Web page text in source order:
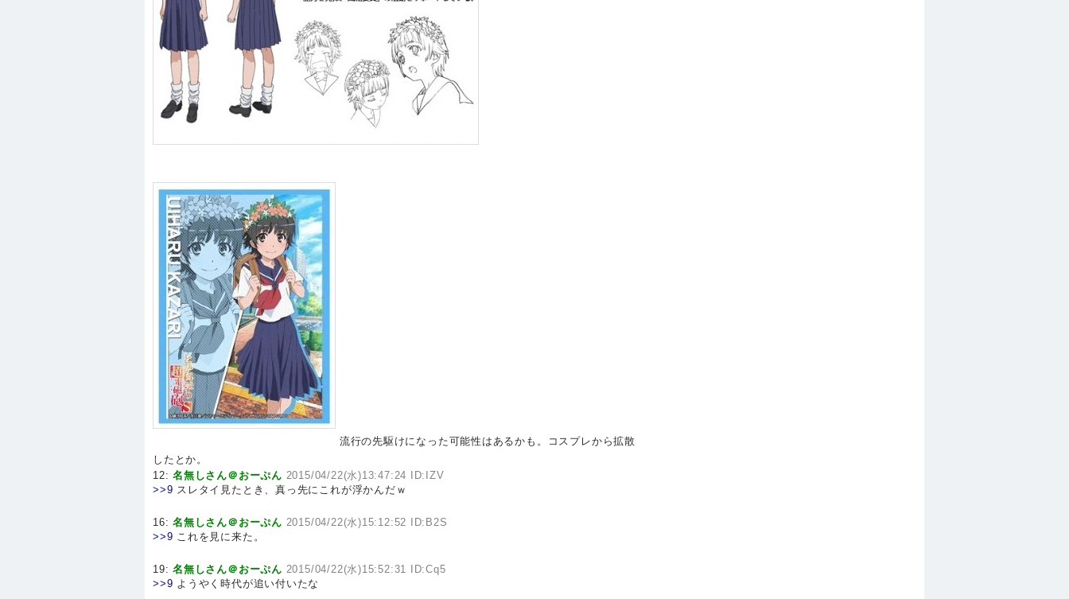
流行の先駆けになった可能性はあるかも。コスプレから拡散
したとか。
12:名無しさん＠おーぷん 2015/04/22(水)13:47:24 ID:IZV
>>9 スレタイ見たとき、真っ先にこれが浮かんだｗ
16:名無しさん＠おーぷん 2015/04/22(水)15:12:52 ID:B2S
>>9 これを見に来た。
19:名無しさん＠おーぷん 2015/04/22(水)15:52:31 ID:Cq5
>>9 ようやく時代が追い付いたな